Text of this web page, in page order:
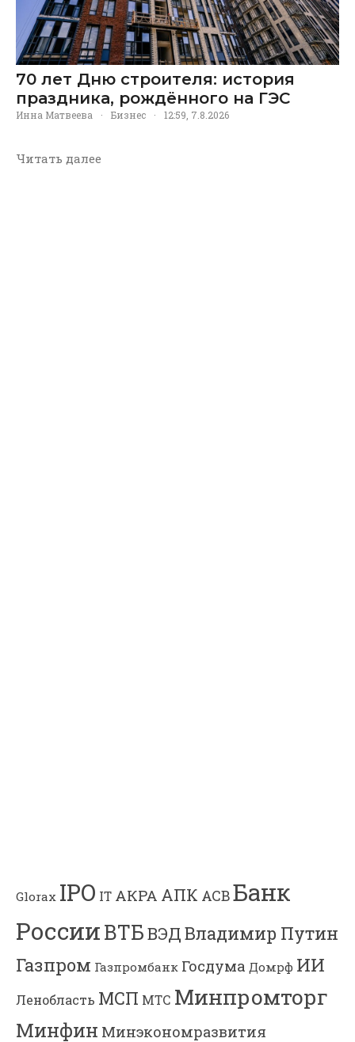
70 лет Дню строителя: история
праздника, рождённого на ГЭС
Инна Матвеева · Бизнес · 12:59, 7.8.2026
Читать далее
Glorax IPO IT АКРА АПК АСВБанк
РоссииВТБВЭДВладимир Путин
Газпром Газпромбанк Госдума Домрф ИИ
Ленобласть МСП МТС Минпромторг
Минфин Минэкономразвития